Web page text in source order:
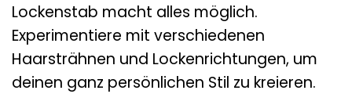
Lockenstab macht alles möglich.
Experimentiere mit verschiedenen
Haarsträhnen und Lockenrichtungen, um
deinen ganz persönlichen Stil zu kreieren.